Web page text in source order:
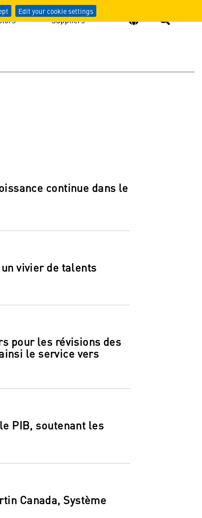
Edit your cookie settings
Suppliers
continue dans le
vivier de talents
pour les révisions des
le service vers
PIB, soutenant les
Canada, Système